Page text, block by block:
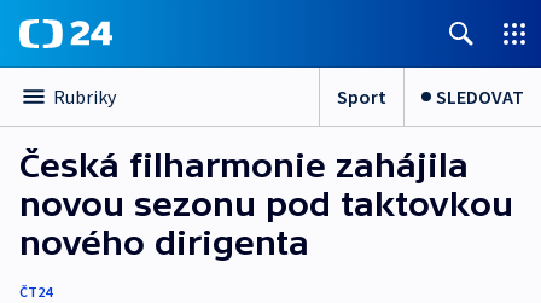
Rubriky Sport SLEDOVAT
Česká filharmonie zahájila
novou sezonu pod taktovkou
nového dirigenta
ČT24